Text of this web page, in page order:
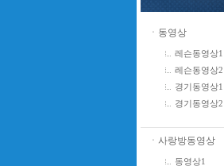
ㆍ동영상
레슨동영상1
레슨동영상2
경기동영상1
경기동영상2
ㆍ사랑방동영상
동영상1